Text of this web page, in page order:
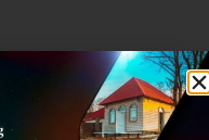
אהבה
ברסלבפדיה